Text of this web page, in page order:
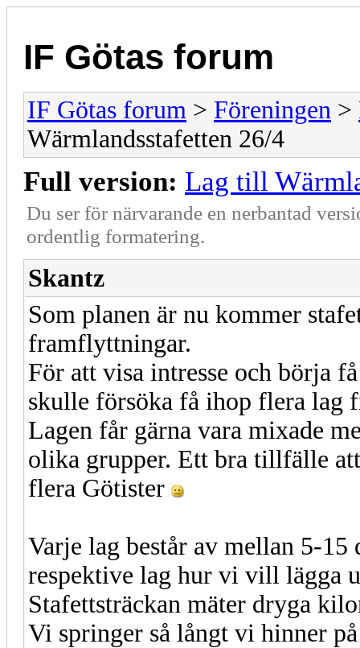
IF Götas forum
IF Götas forum > Föreningen >
Wärmlandsstafetten 26/4
Full version: Lag till
Du ser för närvarande en nerbantad
ordentlig formatering.
Skantz
Som planen är nu kommer
framflyttningar.
För att visa intresse och börja
skulle försöka få ihop flera lag
Lagen får gärna vara mixade
olika grupper. Ett bra tillfälle
flera Götister
Varje lag består av mellan 5-
respektive lag hur vi vill lägga
Stafettsträckan mäter dryga
Vi springer så långt vi hinner